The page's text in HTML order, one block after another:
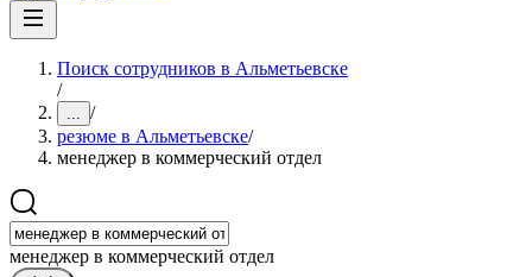
Поиск сотрудников в Альметьевске
/
... /
резюме в Альметьевске/
менеджер в коммерческий отдел
менеджер в коммерческий отдел